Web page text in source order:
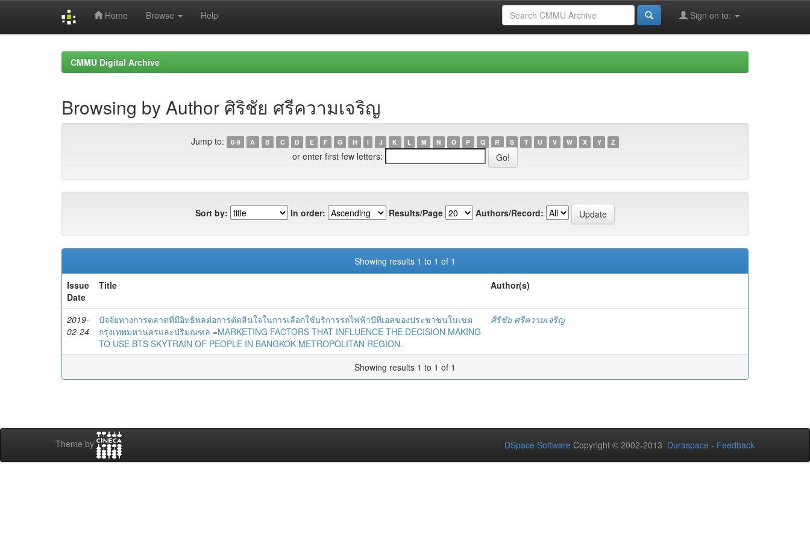
Home Browse Help Sign on to:
CMMU Digital Archive
Browsing by Author ศิริชัย ศรีความเจริญ
Jump to: 0-9 A B C D E F G H I J K L M N O P Q R S T U V W X Y Z
or enter first few letters:
Sort by: In order: Results/Page Authors/Record:
Showing results 1 to 1 of 1
Issue
Date
Title Author(s)
2019-
02-24
ปัจจัยทางการตลาดที่มีอิทธิพลต่อการตัดสินใจในการเลือกใช้บริการรถไฟฟ้าบีทีเอสของประชาชนในเขต
กรุงเทพมหานครและปริมณฑล =MARKETING FACTORS THAT INFLUENCE THE DECISION MAKING
TO USE BTS SKYTRAIN OF PEOPLE IN BANGKOK METROPOLITAN REGION.
ศิริชัย ศรีความเจริญ
Showing results 1 to 1 of 1
Theme by DSpace Software Copyright © 2002-2013 Duraspace - Feedback